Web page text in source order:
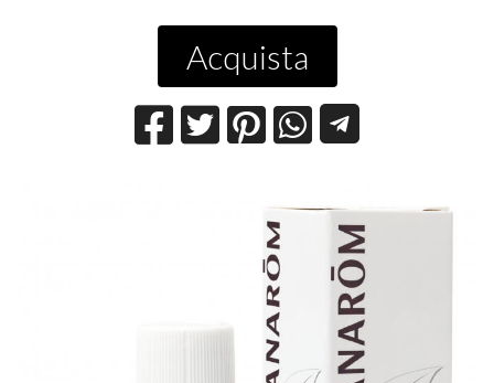
Acquista